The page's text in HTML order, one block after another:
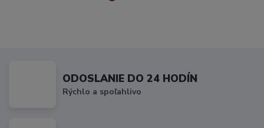
ODOSLANIE DO 24 HODÍN
Rýchlo a spoľahlivo